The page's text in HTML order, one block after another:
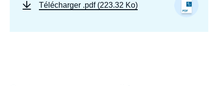
Télécharger .pdf (223.32 Ko)
couverture
publication